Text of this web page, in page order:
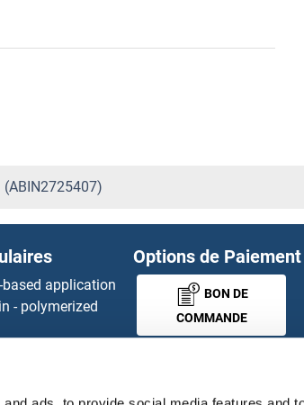
(ABIN2725407)
based application
- polymerized
Options de Paiement
BON DE
COMMANDE